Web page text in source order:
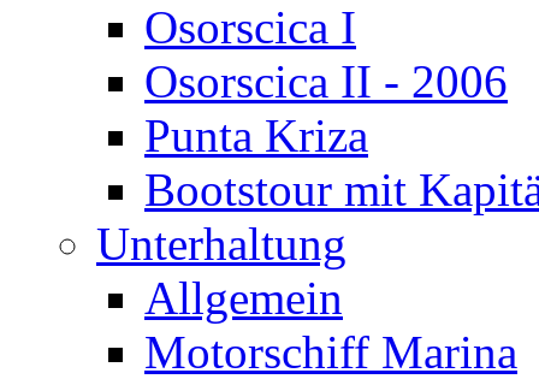
Osorscica I
Osorscica II - 2006
Punta Kriza
Bootstour mit
Unterhaltung
Allgemein
Motorschiff Marina